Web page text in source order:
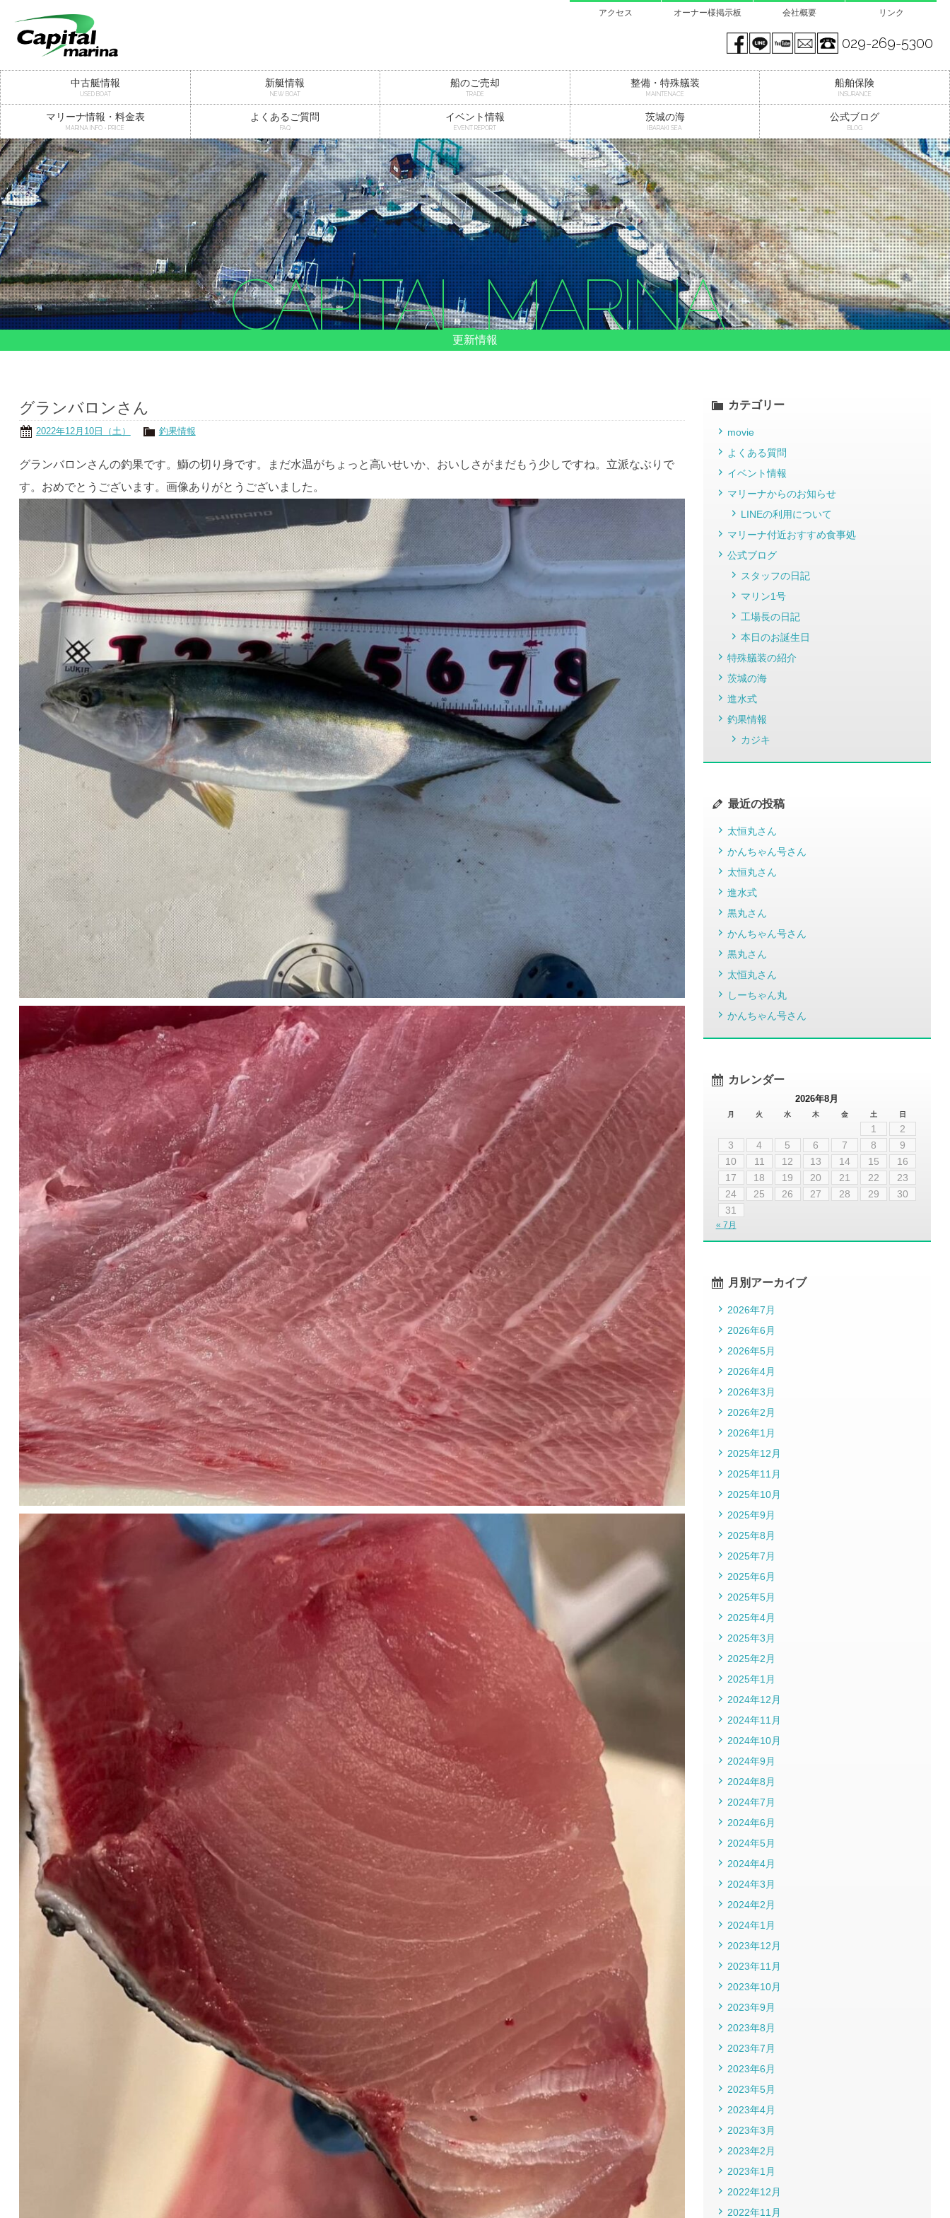
アクセス オーナー様掲示板 会社概要 リンク
029-269-5300
mail
You tube
LINE@
Facebook page
中古艇情報
USED BOAT
新艇情報
NEW BOAT
船のご売却
TRADE
整備・特殊艤装
MAINTENACE
船舶保険
INSURANCE
マリーナ情報・料金表
MARINA INFO・PRICE
よくあるご質問
FAQ
イベント情報
EVENT REPORT
茨城の海
IBARAKI SEA
公式ブログ
BLOG
CAPITAL MARINA
更新情報
グランバロンさん
2022年12月10日（土） 釣果情報
グランバロンさんの釣果です。鰤の切り身です。まだ水温がちょっと高いせいか、おいしさがまだもう少しですね。立派なぶりで
す。おめでとうございます。画像ありがとうございました。
カテゴリー
movie
よくある質問
イベント情報
マリーナからのお知らせ
LINEの利用について
マリーナ付近おすすめ食事処
公式ブログ
スタッフの日記
マリン1号
工場長の日記
本日のお誕生日
特殊艤装の紹介
茨城の海
進水式
釣果情報
カジキ
最近の投稿
太恒丸さん
かんちゃん号さん
太恒丸さん
進水式
黒丸さん
かんちゃん号さん
黒丸さん
太恒丸さん
しーちゃん丸
かんちゃん号さん
カレンダー
2026年8月
月 火 水 木 金 土 日
1
2
3
4 5 6 7 8
9
10
11 12 13 14 15
16
17
18 19 20 21 22
23
24
25 26 27 28 29
30
31
« 7月
月別アーカイブ
2026年7月
2026年6月
2026年5月
2026年4月
2026年3月
2026年2月
2026年1月
2025年12月
2025年11月
2025年10月
2025年9月
2025年8月
2025年7月
2025年6月
2025年5月
2025年4月
2025年3月
2025年2月
2025年1月
2024年12月
2024年11月
2024年10月
2024年9月
2024年8月
2024年7月
2024年6月
2024年5月
2024年4月
2024年3月
2024年2月
2024年1月
2023年12月
2023年11月
2023年10月
2023年9月
2023年8月
2023年7月
2023年6月
2023年5月
2023年4月
2023年3月
2023年2月
2023年1月
2022年12月
2022年11月